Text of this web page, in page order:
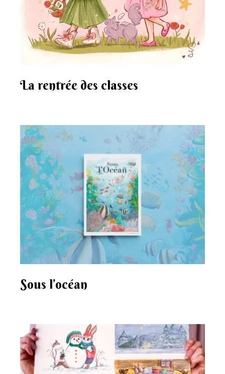
La rentrée des classes
Sous l’océan